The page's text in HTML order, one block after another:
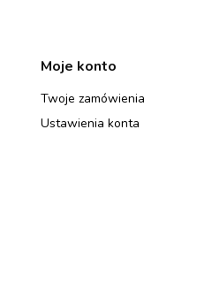
Moje konto
Twoje zamówienia
Ustawienia konta